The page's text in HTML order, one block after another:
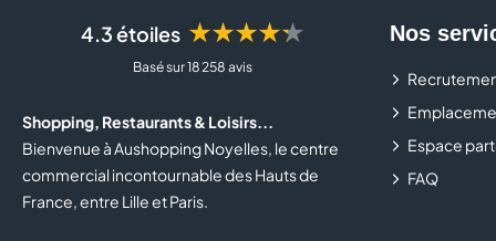
4.3 étoiles ★★★★★
Basé sur 18 258 avis
Shopping, Restaurants & Loisirs...
Bienvenue à Aushopping Noyelles, le centre
commercial incontournable des Hauts de
France, entre Lille et Paris.
Nos
Espace
FAQ